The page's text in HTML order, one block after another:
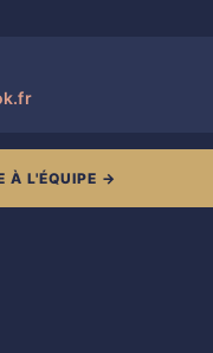
À L'ÉQUIPE →